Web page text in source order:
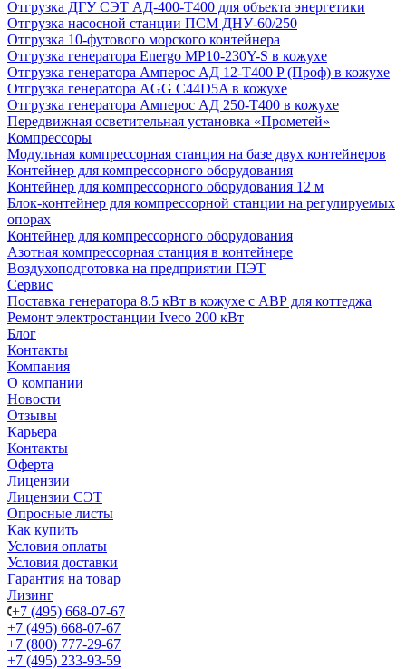
Отгрузка ДГУ СЭТ АД-400-Т400 для объекта энергетики
Отгрузка насосной станции ПСМ ДНУ-60/250
Отгрузка 10-футового морского контейнера
Отгрузка генератора Energo MP10-230Y-S в кожухе
Отгрузка генератора Амперос АД 12-Т400 P (Проф) в кожухе
Отгрузка генератора AGG C44D5A в кожухе
Отгрузка генератора Амперос АД 250-Т400 в кожухе
Передвижная осветительная установка «Прометей»
Компрессоры
Модульная компрессорная станция на базе двух контейнеров
Контейнер для компрессорного оборудования
Контейнер для компрессорного оборудования 12 м
Блок-контейнер для компрессорной станции на регулируемых
опорах
Контейнер для компрессорного оборудования
Азотная компрессорная станция в контейнере
Воздухоподготовка на предприятии ПЭТ
Сервис
Поставка генератора 8.5 кВт в кожухе с АВР для коттеджа
Ремонт электростанции Iveco 200 кВт
Блог
Контакты
Компания
О компании
Новости
Отзывы
Карьера
Контакты
Оферта
Лицензии
Лицензии СЭТ
Опросные листы
Как купить
Условия оплаты
Условия доставки
Гарантия на товар
Лизинг
+7 (495) 668-07-67
+7 (495) 668-07-67
+7 (800) 777-29-67
+7 (495) 233-93-59